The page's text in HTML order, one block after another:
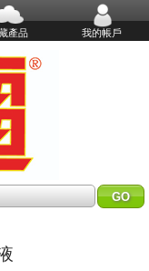
產品 我的帳戶